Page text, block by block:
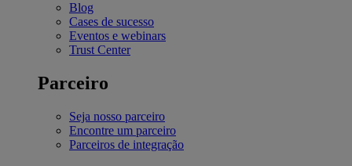
Blog
Cases de sucesso
Eventos e webinars
Trust Center
Parceiro
Seja nosso parceiro
Encontre um parceiro
Parceiros de integração